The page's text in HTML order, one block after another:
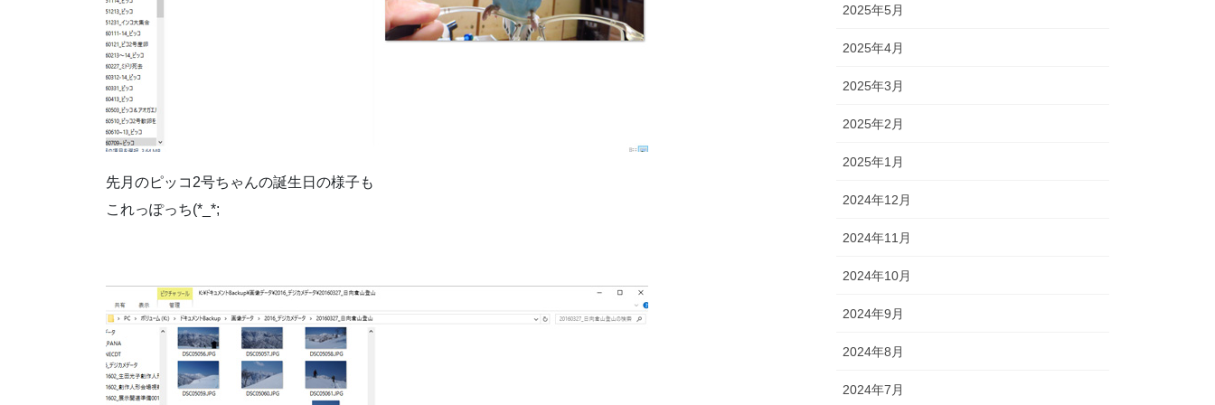
先月のピッコ2号ちゃんの誕生日の様子も
これっぽっち(*_*;
2025年5月
2025年4月
2025年3月
2025年2月
2025年1月
2024年12月
2024年11月
2024年10月
2024年9月
2024年8月
2024年7月